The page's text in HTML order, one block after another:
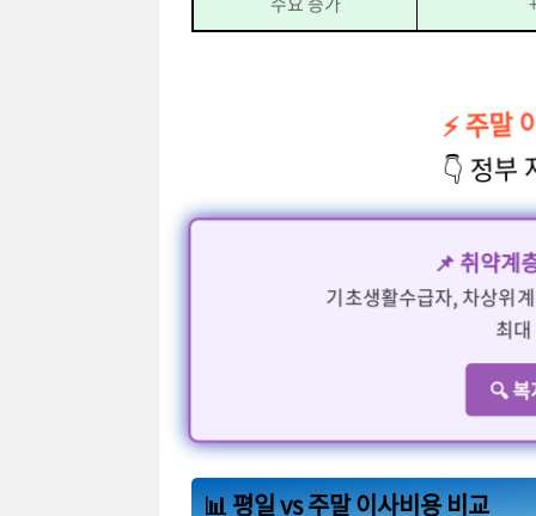
⚡ 주말
👇 정부
📌 취약계
기초생활수급자, 차상위
최
🔍
📊 평일 vs 주말 이사비용 비교